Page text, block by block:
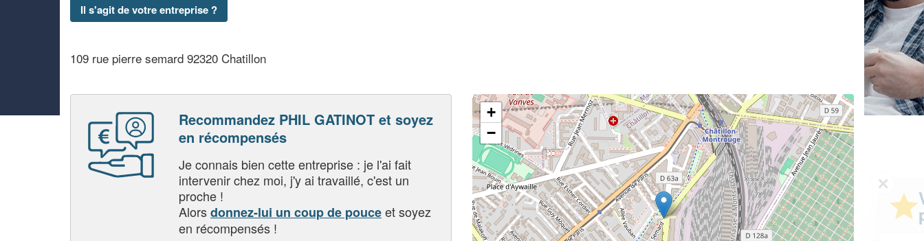
Il s'agit de votre entreprise ?
109 rue pierre semard 92320 Chatillon
Recommandez PHIL GATINOT et soyez
en récompensés
Je connais bien cette entreprise : je l'ai fait
intervenir chez moi, j'y ai travaillé, c'est un
proche !
Alorsdonnez-lui un coup de pouceet soyez
en récompensés !
+
−
✕
Vous êtes un
professionnel ?